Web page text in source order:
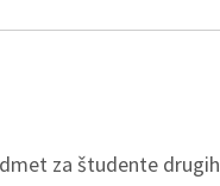
za študente